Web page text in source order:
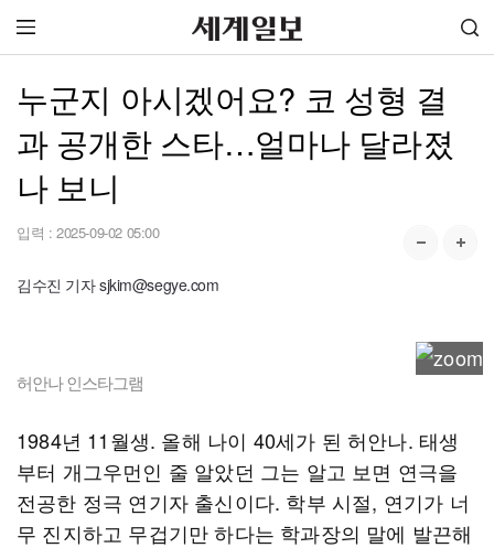
누군지 아시겠어요? 코 성형 결
과 공개한 스타…얼마나 달라졌
나 보니
입력 : 2025-09-02 05:00
김수진 기자 sjkim@segye.com
허안나 인스타그램
1984년 11월생. 올해 나이 40세가 된 허안나. 태생
부터 개그우먼인 줄 알았던 그는 알고 보면 연극을
전공한 정극 연기자 출신이다. 학부 시절, 연기가 너
무 진지하고 무겁기만 하다는 학과장의 말에 발끈해